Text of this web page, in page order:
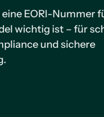
EORI-Nummer
wichtig ist – für
und sichere